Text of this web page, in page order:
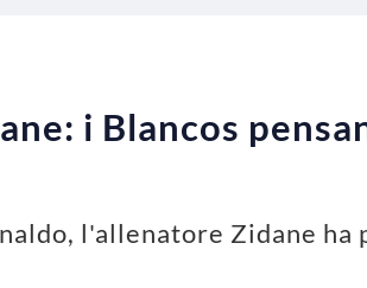
i Blancos
l'allenatore Zidane ha